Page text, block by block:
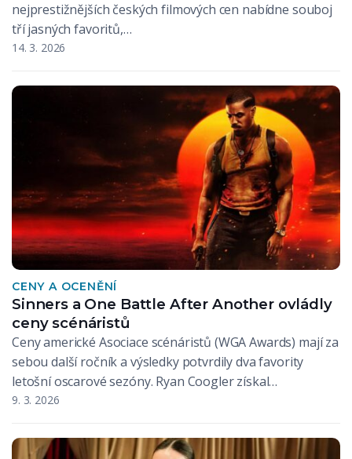
nejprestižnějších českých filmových cen nabídne souboj
tří jasných favoritů,…
14. 3. 2026
CENY A OCENĚNÍ
Sinners a One Battle After Another ovládly
ceny scénáristů
Ceny americké Asociace scénáristů (WGA Awards) mají za
sebou další ročník a výsledky potvrdily dva favority
letošní oscarové sezóny. Ryan Coogler získal…
9. 3. 2026